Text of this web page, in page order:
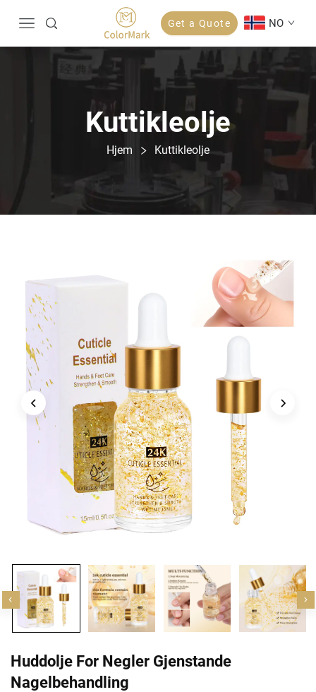
Get a Quote NO
Kuttikleolje
Hjem Kuttikleolje
Huddolje For Negler Gjenstande
Nagelbehandling